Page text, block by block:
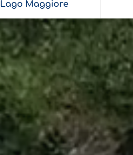
Lago Maggiore